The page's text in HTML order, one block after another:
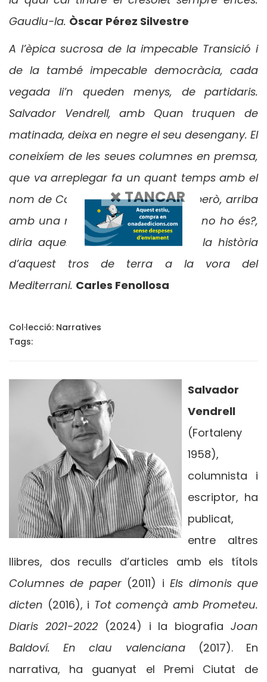
Gaudiu-la. Òscar Pérez Silvestre
A l’èpica sucrosa de la impecable Transició i
de la també impecable democràcia, cada
vegada li’n queden menys, de partidaris.
Salvador Vendrell, amb Quan truquen de
matinada, deixa en negre el seu desengany. El
coneixíem de les seues columnes en premsa,
que va arreplegar fa un quant temps amb el
nom de Columnes de paper. Ara, però, arriba
amb una novel·la política –i quina no ho és?,
diria aquell–, desencantada amb la història
d’aquest tros de terra a la vora del
Mediterrani. Carles Fenollosa
Col·lecció: Narratives
Tags:
Salvador
Vendrell
(Fortaleny
1958),
columnista i
escriptor, ha
publicat,
entre altres
llibres, dos reculls d’articles amb els títols
Columnes de paper (2011) iEls dimonis que
dicten (2016), i Tot començà amb Prometeu.
Diaris 2021-2022(2024) i la biografiaJoan
Baldoví. En clau valenciana(2017). En
narrativa, ha guanyat el Premi Ciutat de
TANCAR